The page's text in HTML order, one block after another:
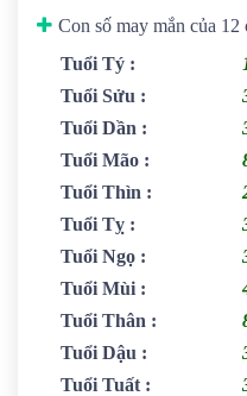
Con số may mắn của 12
Tuổi Tý :
Tuổi Sửu :
Tuổi Dần :
Tuổi Mão :
Tuổi Thìn :
Tuổi Tỵ :
Tuổi Ngọ :
Tuổi Mùi :
Tuổi Thân :
Tuổi Dậu :
Tuổi Tuất :